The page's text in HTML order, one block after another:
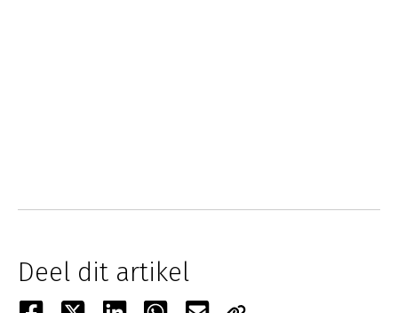
Deel dit artikel